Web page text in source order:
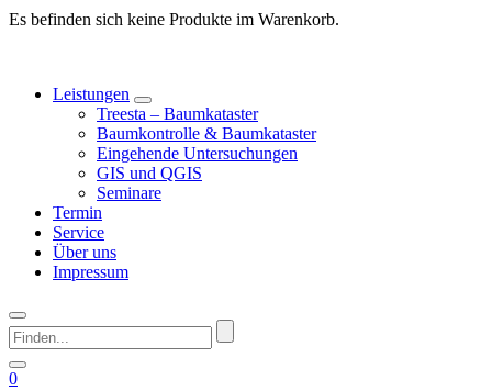
Es befinden sich keine Produkte im Warenkorb.
Leistungen
Treesta – Baumkataster
Baumkontrolle & Baumkataster
Eingehende Untersuchungen
GIS und QGIS
Seminare
Termin
Service
Über uns
Impressum
Finden...
0